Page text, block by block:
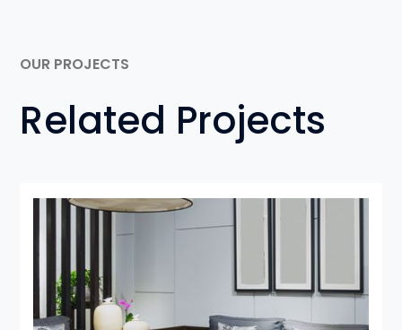
OUR PROJECTS
Related Projects